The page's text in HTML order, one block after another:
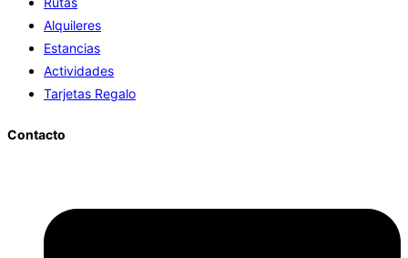
Alquileres
Estancias
Actividades
Tarjetas Regalo
Contacto